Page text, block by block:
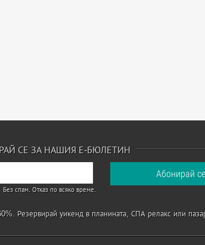
СЕ ЗА НАШИЯ Е-БЮЛЕТИН
Без спам. Отказ по всяко време.
Резервирай уикенд в планината, СПА релакс или